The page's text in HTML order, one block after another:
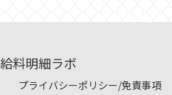
料明細ラボ
プライバシーポリシー/免責事項